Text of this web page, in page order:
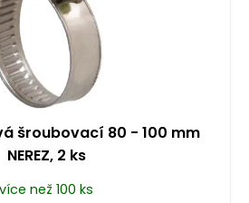
šroubovací 80 - 100 mm
NEREZ, 2 ks
více než 100 ks